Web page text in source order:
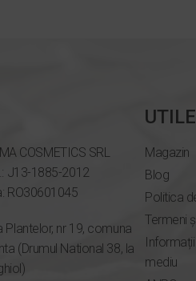
COSMETICS SRL
J13-1885-2012
RO30601045
Plantelor, nr 19, comuna
(Drumul National 38, la
UTILE
Magazin
Blog
Politica
Termeni
mediu